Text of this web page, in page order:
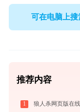
可在电脑上搜
推荐内容
1